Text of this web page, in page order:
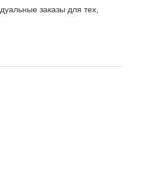
заказы для тех,